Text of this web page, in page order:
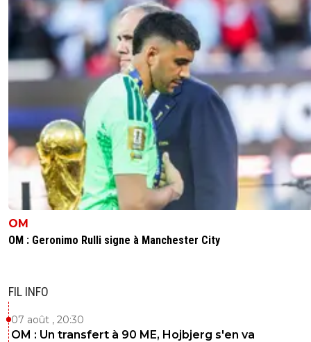
OM
OM : Geronimo Rulli signe à Manchester City
FIL INFO
07 août , 20:30
OM : Un transfert à 90 ME, Hojbjerg s'en va